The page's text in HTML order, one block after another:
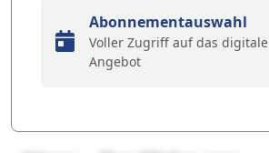
Abonnementauswahl
Voller Zugriff auf das digitale
Angebot